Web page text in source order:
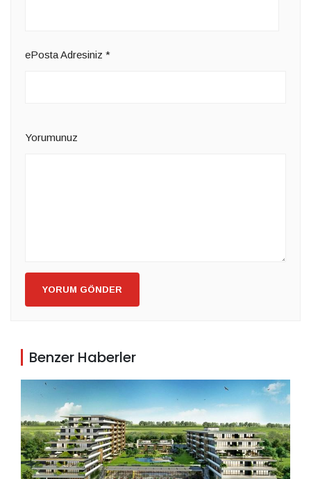
ePosta Adresiniz *
Yorumunuz
YORUM GÖNDER
Benzer Haberler